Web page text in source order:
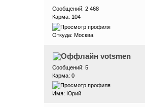
Сообщений: 2 468
Карма: 104
Откуда: Москва
votsmen
Сообщений: 5
Карма: 0
Имя: Юрий